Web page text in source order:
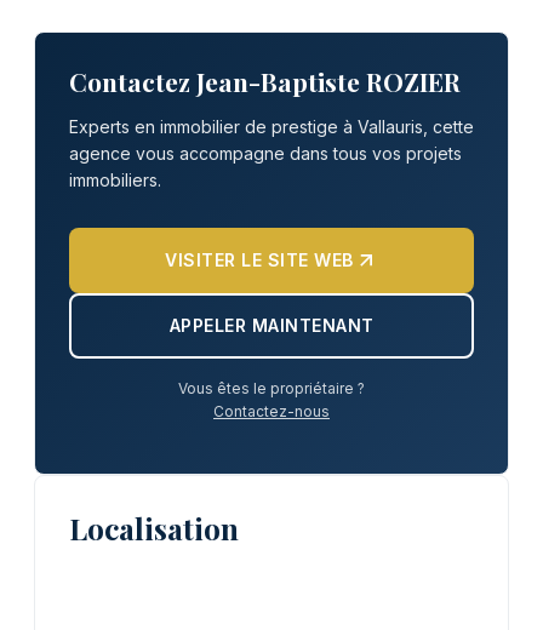
Contactez Jean-Baptiste ROZIER
Experts en immobilier de prestige à Vallauris, cette
agence vous accompagne dans tous vos projets
immobiliers.
VISITER LE SITE WEB
APPELER MAINTENANT
Vous êtes le propriétaire ?
Contactez-nous
Localisation